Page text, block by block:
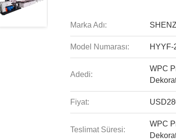
Marka Adı:
Model Numarası: HYYF-
Adedi:
WPC
Fiyat:
Teslimat Süresi:
WPC